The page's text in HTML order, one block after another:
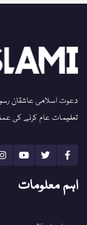
دعوت اسلامی عاشقان
تعلیمات عام کرنے کی
اہم معلومات